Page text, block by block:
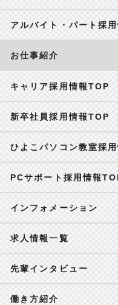
アルバイト・パート採
お仕事紹介
キャリア採用情報TOP
新卒社員採用情報TOP
ひよこパソコン教室採
PCサポート採用情報
インフォメーション
求人情報一覧
先輩インタビュー
働き方紹介